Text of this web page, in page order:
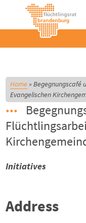
Home»Begegnungscafé
Evangelischen
Initiatives
Address